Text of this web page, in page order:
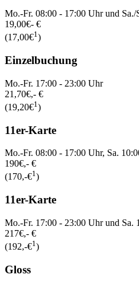
Mo.-Fr. 08:00 - 17:00 Uhr und Sa./
19,00€- €
(17,00€1 )
Einzelbuchung
Mo.-Fr. 17:00 - 23:00 Uhr
21,70€,- €
(19,20€1 )
11er-Karte
Mo.-Fr. 08:00 - 17:00 Uhr, Sa.
190€,- €
(170,-€1)
11er-Karte
Mo.-Fr. 17:00 - 23:00 Uhr und Sa.
217€,- €
(192,-€1)
Gloss